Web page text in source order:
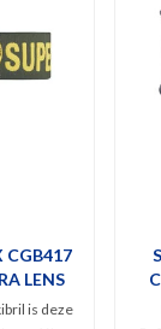
CGB417
LENS
is deze